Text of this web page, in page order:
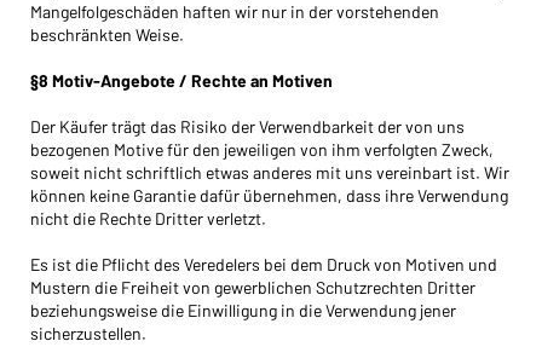
Mangelfolgeschäden haften wir nur in der vorstehenden
beschränkten Weise.
§8 Motiv-Angebote / Rechte an Motiven
Der Käufer trägt das Risiko der Verwendbarkeit der von uns
bezogenen Motive für den jeweiligen von ihm verfolgten Zweck,
soweit nicht schriftlich etwas anderes mit uns vereinbart ist. Wir
können keine Garantie dafür übernehmen, dass ihre Verwendung
nicht die Rechte Dritter verletzt.
Es ist die Pflicht des Veredelers bei dem Druck von Motiven und
Mustern die Freiheit von gewerblichen Schutzrechten Dritter
beziehungsweise die Einwilligung in die Verwendung jener
sicherzustellen.